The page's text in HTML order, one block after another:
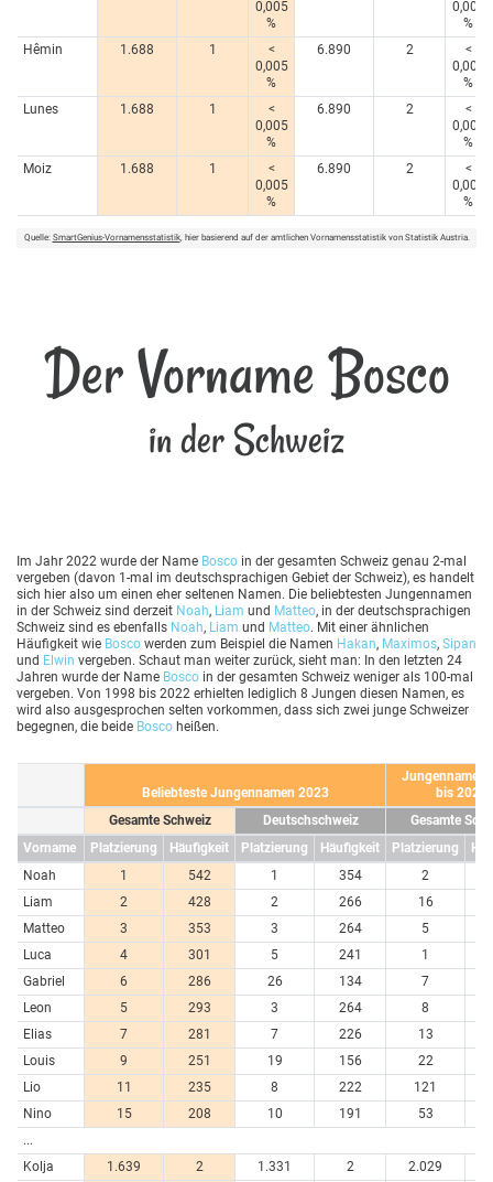
0,005
%
0,005
%
Hêmin
1.688 1
<
0,005
%
6.890 2
<
0,005
%
Lunes
1.688 1
<
0,005
%
6.890 2
<
0,005
%
Moiz
1.688 1
<
0,005
%
6.890 2
<
0,005
%
Quelle: SmartGenius-Vornamensstatistik, hier basierend auf der amtlichen Vornamensstatistik von Statistik Austria.
Der Vorname Bosco
in der Schweiz
Im Jahr 2022 wurde der Name Bosco in der gesamten Schweiz genau 2-mal
vergeben (davon 1-mal im deutschsprachigen Gebiet der Schweiz), es handelt
sich hier also um einen eher seltenen Namen. Die beliebtesten Jungennamen
in der Schweiz sind derzeit Noah, Liam und Matteo, in der deutschsprachigen
Schweiz sind es ebenfalls Noah, Liam und Matteo. Mit einer ähnlichen
Häufigkeit wie Bosco werden zum Beispiel die Namen Hakan, Maximos, Sipan
und Elwin vergeben. Schaut man weiter zurück, sieht man: In den letzten 24
Jahren wurde der Name Bosco in der gesamten Schweiz weniger als 100-mal
vergeben. Von 1998 bis 2022 erhielten lediglich 8 Jungen diesen Namen, es
wird also ausgesprochen selten vorkommen, dass sich zwei junge Schweizer
begegnen, die beide Bosco heißen.
Beliebteste Jungennamen 2023
Jungennamen
bis 2023
Gesamte Schweiz
Deutschschweiz
Gesamte
Vorname
Platzierung Häufigkeit Platzierung Häufigkeit Platzierung
Noah
1 542 1 354 2
Liam
2 428 2 266 16
Matteo
3 353 3 264 5
Luca
4 301 5 241 1
Gabriel
6 286 26 134 7
Leon
5 293 3 264 8
Elias
7 281 7 226 13
Louis
9 251 19 156 22
Lio
11 235 8 222 121
Nino
15 208 10 191 53
...
Kolja
1.639 2 1.331 2
2.029